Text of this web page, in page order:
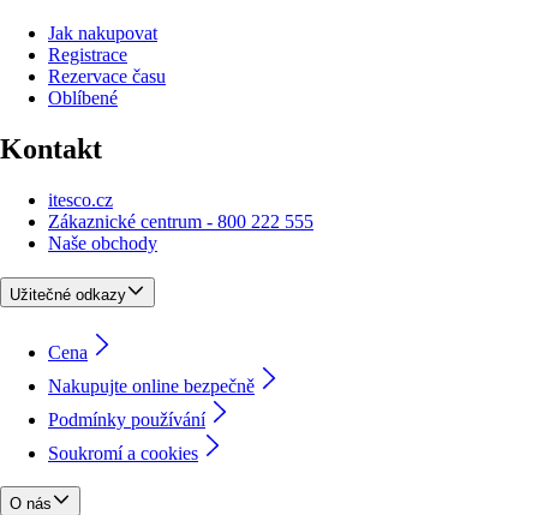
Jak nakupovat
Registrace
Rezervace času
Oblíbené
Kontakt
itesco.cz
Zákaznické centrum - 800 222 555
Naše obchody
Užitečné odkazy
Cena
Nakupujte online bezpečně
Podmínky používání
Soukromí a cookies
O nás